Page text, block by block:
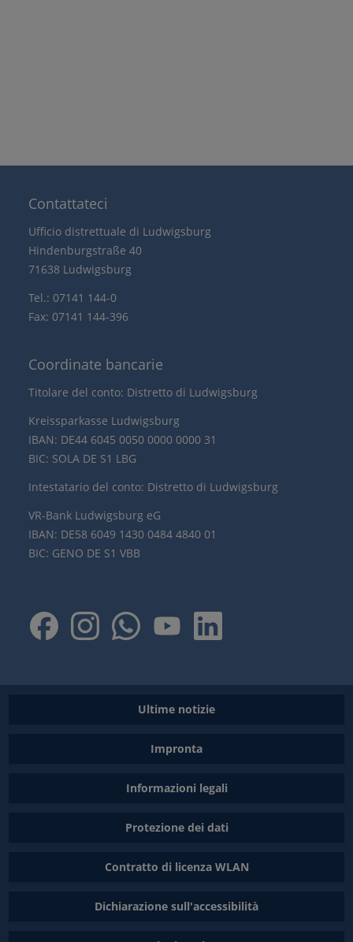
Contattateci
Ufficio distrettuale di Ludwigsburg
Hindenburgstraße 40
71638 Ludwigsburg
Tel.: 07141 144-0
Fax: 07141 144-396
Coordinate bancarie
Titolare del conto: Distretto di Ludwigsburg
Kreissparkasse Ludwigsburg
IBAN: DE44 6045 0050 0000 0000 31
BIC: SOLA DE S1 LBG
Intestatario del conto: Distretto di Ludwigsburg
VR-Bank Ludwigsburg eG
IBAN: DE58 6049 1430 0484 4840 01
BIC: GENO DE S1 VBB
Ultime notizie
Impronta
Informazioni legali
Protezione dei dati
Contratto di licenza WLAN
Dichiarazione sull'accessibilità